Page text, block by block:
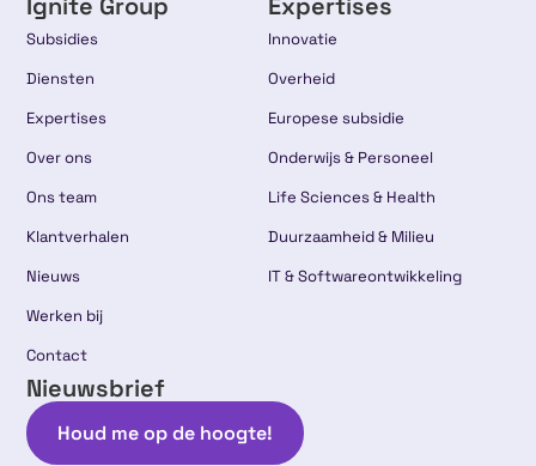
Ignite Group
Subsidies
Diensten
Expertises
Over ons
Ons team
Klantverhalen
Nieuws
Werken bij
Contact
Expertises
Innovatie
Overheid
Europese subsidie
Onderwijs & Personeel
Life Sciences & Health
Duurzaamheid & Milieu
IT & Softwareontwikkeling
Nieuwsbrief
Houd me op de hoogte!